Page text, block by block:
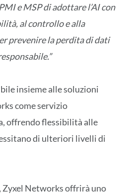
e MSP di adottare l’AI con
al controllo e alla
prevenire la perdita di dati
insieme alle soluzioni
come servizio
offrendo flessibilità alle
di ulteriori livelli di
Zyxel Networks offrirà uno